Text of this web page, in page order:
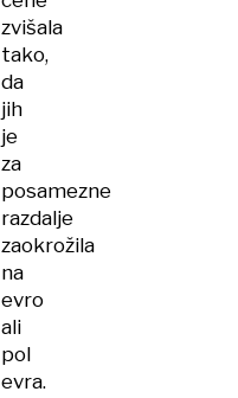
zvišala
tako,
da
jih
je
za
posamezne
razdalje
zaokrožila
na
evro
ali
pol
evra.